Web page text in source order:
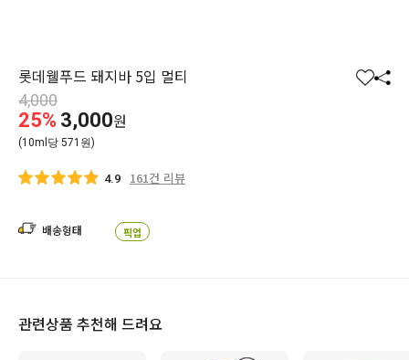
롯데웰푸드 돼지바 5입 멀티
찜 공
4,000
25% 3,000원
(10ml당 571원)
4.9 161건 리뷰
배송형태 픽업
관련상품 추천해 드려요